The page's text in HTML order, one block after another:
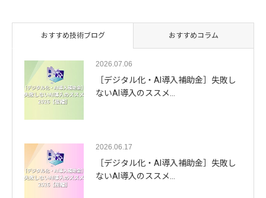
おすすめ技術ブログ おすすめコラム
2026.07.06
［デジタル化・AI導入補助金］失敗し
ないAI導入のススメ…
2026.06.17
［デジタル化・AI導入補助金］失敗し
ないAI導入のススメ…